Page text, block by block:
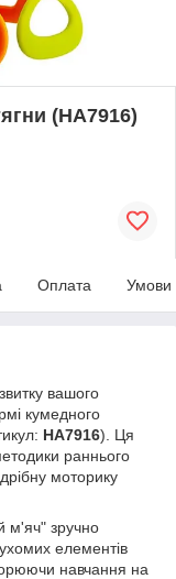
(HA7916)
Оплата Умови
вашого
кумедного
HA7916). Ця
раннього
моторику
м'яч" зручно
елементів
навчання на